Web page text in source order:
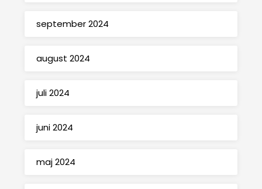
september 2024
august 2024
juli 2024
juni 2024
maj 2024